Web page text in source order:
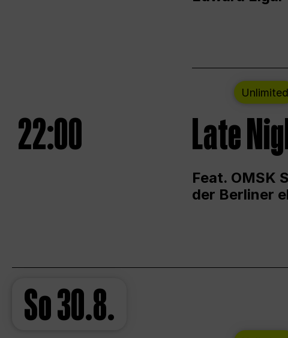
Unlimited
22:00 Late
Feat. OMSK
der Berliner
So30.8.